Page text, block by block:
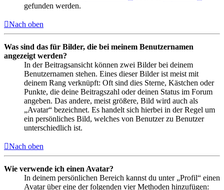
gefunden werden.
Nach oben
Was sind das für Bilder, die bei meinem Benutzernamen
angezeigt werden?
In der Beitragsansicht können zwei Bilder bei deinem
Benutzernamen stehen. Eines dieser Bilder ist meist mit
deinem Rang verknüpft: Oft sind dies Sterne, Kästchen oder
Punkte, die deine Beitragszahl oder deinen Status im Forum
angeben. Das andere, meist größere, Bild wird auch als
„Avatar“ bezeichnet. Es handelt sich hierbei in der Regel um
ein persönliches Bild, welches von Benutzer zu Benutzer
unterschiedlich ist.
Nach oben
Wie verwende ich einen Avatar?
In deinem persönlichen Bereich kannst du unter „Profil“ einen
Avatar über eine der folgenden vier Methoden hinzufügen: